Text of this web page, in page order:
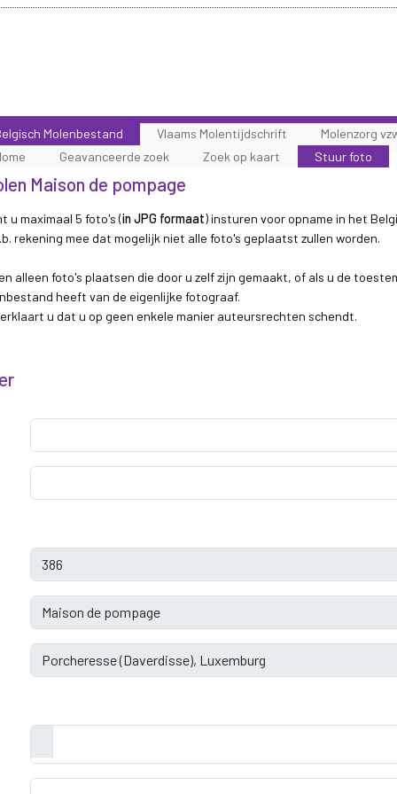
Molenbestand
Geavanceerde zoek Zoek op kaart Stuur foto
Vlaams Molentijdschrift Molenzorg
Maison de pompage
u maximaal 5 foto's (in JPG formaat) insturen voor opname in het
rekening mee dat mogelijk niet alle foto's geplaatst zullen worden.
alleen foto's plaatsen die door u zelf zijn gemaakt, of als u de
heeft van de eigenlijke fotograaf.
u dat u op geen enkele manier auteursrechten schendt.